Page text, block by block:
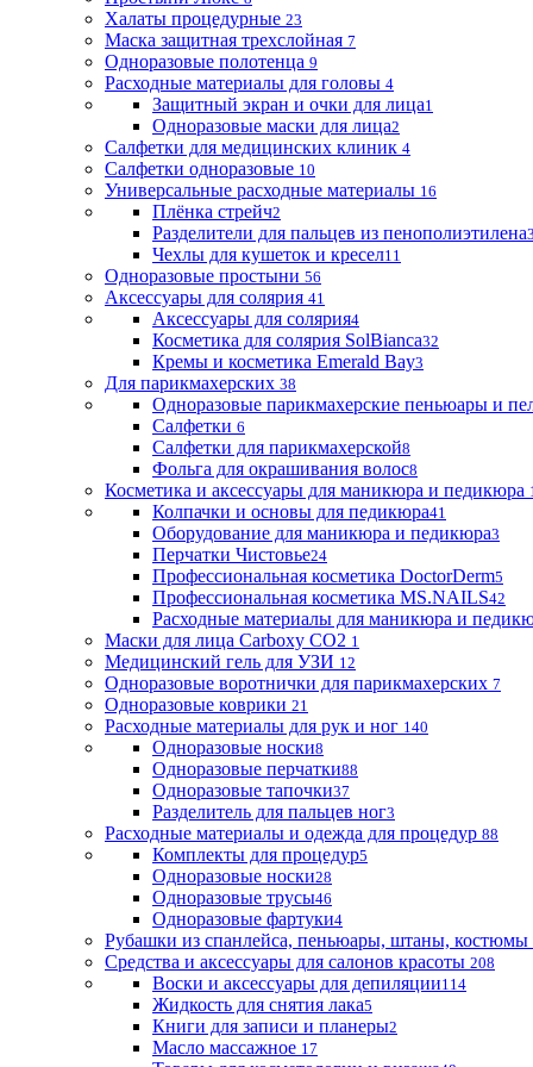
Халаты процедурные 23
Маска защитная трехслойная 7
Одноразовые полотенца 9
Расходные материалы для головы 4
Защитный экран и очки для лица1
Одноразовые маски для лица2
Салфетки для медицинских клиник 4
Салфетки одноразовые 10
Универсальные расходные материалы 16
Плёнка стрейч2
Разделители для пальцев из пенополиэтилена3
Чехлы для кушеток и кресел11
Одноразовые простыни 56
Аксессуары для солярия 41
Аксессуары для солярия4
Косметика для солярия SolBianca32
Кремы и косметика Emerald Bay3
Для парикмахерских 38
Одноразовые парикмахерские пеньюары и
Салфетки 6
Салфетки для парикмахерской8
Фольга для окрашивания волос8
Косметика и аксессуары для маникюра и педикюра
Колпачки и основы для педикюра41
Оборудование для маникюра и педикюра3
Перчатки Чистовье24
Профессиональная косметика DoctorDerm5
Профессиональная косметика MS.NAILS42
Расходные материалы для маникюра и
Маски для лица Carboxy CO2 1
Медицинский гель для УЗИ 12
Одноразовые воротнички для парикмахерских 7
Одноразовые коврики 21
Расходные материалы для рук и ног 140
Одноразовые носки8
Одноразовые перчатки88
Одноразовые тапочки37
Разделитель для пальцев ног3
Расходные материалы и одежда для процедур 88
Комплекты для процедур5
Одноразовые носки28
Одноразовые трусы46
Одноразовые фартуки4
Рубашки из спанлейса, пеньюары, штаны, костюмы
Средства и аксессуары для салонов красоты 208
Воски и аксессуары для депиляции114
Жидкость для снятия лака5
Книги для записи и планеры2
Масло массажное 17